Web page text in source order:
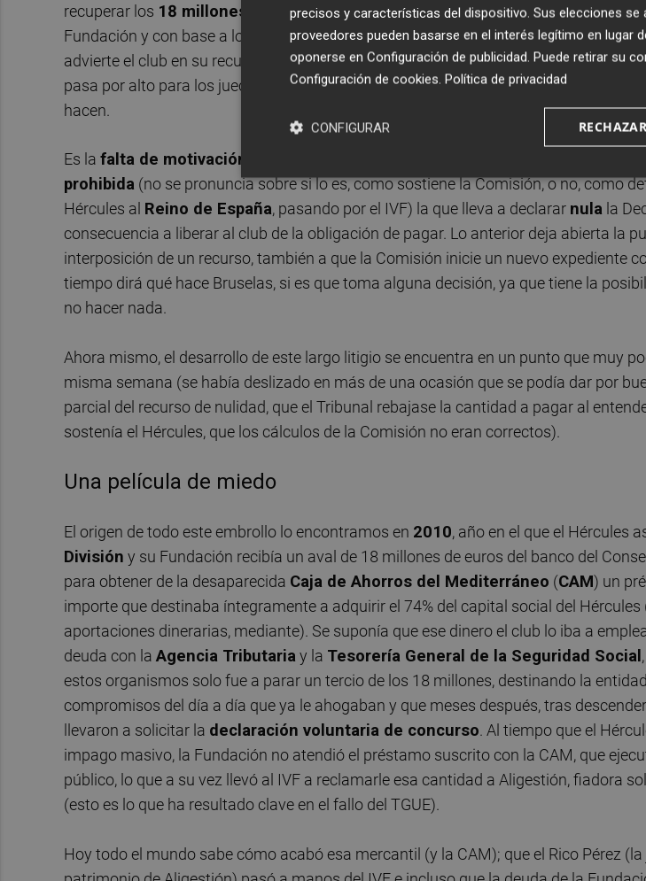
recuperar los 18 millones de euros) hasta la pignoración de lasaccionesdel
Fundación y con base a lo anterior niega su pertinencia, no la toma en
advierte el club en su recurso, también la Abogacía del Estado(coadyuvante en el
pasa por alto para los jueces de la Sala Cuarta que, por esa razón, terminan fallando
hacen.
Es la falta de motivación
prohibida (no se pronuncia sobre si lo es, como sostiene la Comisión, o no, como
Hércules al Reino de España, pasando por el IVF) la que lleva a declarar nula la
consecuencia a liberar al club de la obligación de pagar. Lo anterior deja abierta la
interposición de un recurso, también a que la Comisión inicie un nuevo expediente
tiempo dirá qué hace Bruselas, si es que toma alguna decisión, ya que tiene la
no hacer nada.
Ahora mismo, el desarrollo de este largo litigio se encuentra en un punto que muy
misma semana (se había deslizado en más de una ocasión que se podía dar por
parcial del recurso de nulidad, que el Tribunal rebajase la cantidad a pagar al
sostenía el Hércules, que los cálculos de la Comisión no eran correctos).
Una película de miedo
El origen de todo este embrollo lo encontramos en 2010, año en el que el Hércules
División y su Fundación recibía un aval de 18 millones de euros del banco del
para obtener de la desaparecida Caja de Ahorros del Mediterráneo (CAM) un
importe que destinaba íntegramente a adquirir el 74% del capital social del
aportaciones dinerarias, mediante). Se suponía que ese dinero el club lo iba a
deuda con la Agencia Tributaria y la Tesorería General de la Seguridad Social
estos organismos solo fue a parar un tercio de los 18 millones, destinando la
compromisos del día a día que ya le ahogaban y que meses después, tras
llevaron a solicitar la declaración voluntaria de concurso. Al tiempo que el
impago masivo, la Fundación no atendió el préstamo suscrito con la CAM, que
público, lo que a su vez llevó al IVF a reclamarle esa cantidad a Aligestión, fiadora
(esto es lo que ha resultado clave en el fallo del TGUE).
Hoy todo el mundo sabe cómo acabó esa mercantil (y la CAM); que el Rico Pérez
precisos y características del dispositivo. Sus elecciones
proveedores pueden basarse en el interés legítimo en lugar
oponerse en Configuración de publicidad. Puede retirar su
Configuración de cookies. Política de privacidad
CONFIGURAR